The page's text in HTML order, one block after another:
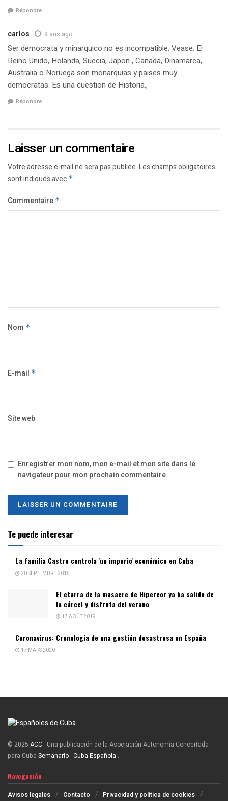
Répondre
carlos 9 ans ago
Ser democrata y minarquico no es incompatible. Vease: El
Reino Unido, Holanda, Suecia, Japon , Canada, Dinamarca,
Australia o Noruega son monarquias y paises muy
democratas. Es una cuestion de Historia.,
Répondre
Laisser un commentaire
Votre adresse e-mail ne sera pas publiée.Les champs obligatoires
sont indiqués avec *
Commentaire *
Nom *
E-mail *
Site web
Enregistrer mon nom, mon e-mail et mon site dans le
navigateur pour mon prochain commentaire.
Te puede interesar
La familia Castro controla 'un imperio' económico en Cuba
30 SEPTEMBRE 2015
El etarra de la masacre de Hipercor ya ha salido de
la cárcel y disfruta del verano
17 AOÛT 2019
Coronavirus: Cronología de una gestión desastrosa en España
17 MARS 2020
© 2025 ACC- Una publicación de la Asociación Autonomía Concertada
para Cuba Semanario - Cuba Española .
Navegación
Avisos legales Contacto Privacidad y política de cookies